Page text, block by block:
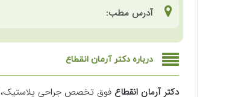
آدرس مطب:
درباره دکتر آرمان انقطاع
دکتر آرمان انقطاع فوق تخصص جراحی